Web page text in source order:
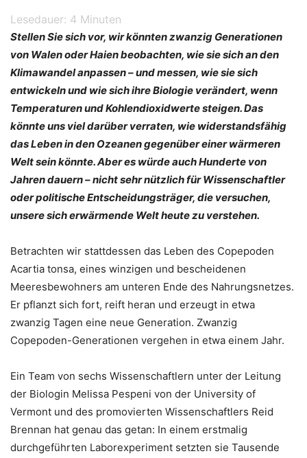
Lesedauer: 4 Minuten
Stellen Sie sich vor, wir könnten zwanzig Generationen
von Walen oder Haien beobachten, wie sie sich an den
Klimawandel anpassen – und messen, wie sie sich
entwickeln und wie sich ihre Biologie verändert, wenn
Temperaturen und Kohlendioxidwerte steigen. Das
könnte uns viel darüber verraten, wie widerstandsfähig
das Leben in den Ozeanen gegenüber einer wärmeren
Welt sein könnte. Aber es würde auch Hunderte von
Jahren dauern – nicht sehr nützlich für Wissenschaftler
oder politische Entscheidungsträger, die versuchen,
unsere sich erwärmende Welt heute zu verstehen.
Betrachten wir stattdessen das Leben des Copepoden
Acartia tonsa, eines winzigen und bescheidenen
Meeresbewohners am unteren Ende des Nahrungsnetzes.
Er pflanzt sich fort, reift heran und erzeugt in etwa
zwanzig Tagen eine neue Generation. Zwanzig
Copepoden-Generationen vergehen in etwa einem Jahr.
Ein Team von sechs Wissenschaftlern unter der Leitung
der Biologin Melissa Pespeni von der University of
Vermont und des promovierten Wissenschaftlers Reid
Brennan hat genau das getan: In einem erstmalig
durchgeführten Laborexperiment setzten sie Tausende